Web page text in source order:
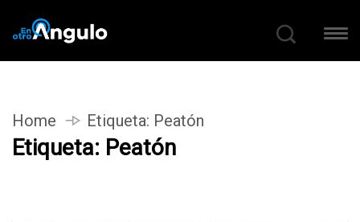
Home Etiqueta: Peatón
Etiqueta: Peatón